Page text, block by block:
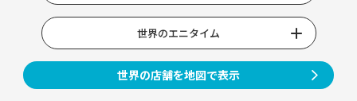
世界のエニタイム
世界の店舗を地図で表示